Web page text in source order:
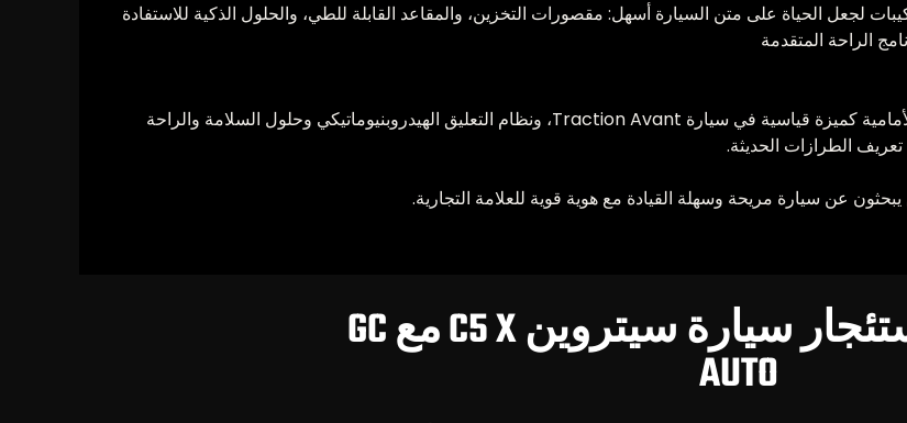
لجعل الحياة على متن السيارة أسهل: مقصورات التخزين، والمقاعد القابلة للطي، والحلول الذكية للاستفادة
الراحة المتقدمة
على مدار تاريخها، أدخلت ستروين ابتكارات مثل الدفع بالعجلات الأمامية كميزة قياسية في سيارة Traction Avant، ونظام التعليق الهيدروبنيوماتيكي وحلول السلامة والراحة
الطرازات الحديثة.
لماذا عليك استئجار سيارة سيتروين C5 X مع GC
AUTO